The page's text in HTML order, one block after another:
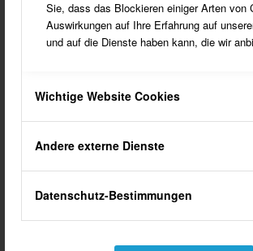
Sie, dass das Blockieren einiger Arten von
Auswirkungen auf Ihre Erfahrung auf
und auf die Dienste haben kann, die wir
Wichtige Website Cookies
Andere externe Dienste
Datenschutz-Bestimmungen
Das Haus-Lohn in Südlohn
DasHaus Lohnzählt zu den
bedeutenden Wahrzeichen Südlohn.
einzige Beispiel eines
frühklassizistischen Adelssitzes im
Musik
Die
der